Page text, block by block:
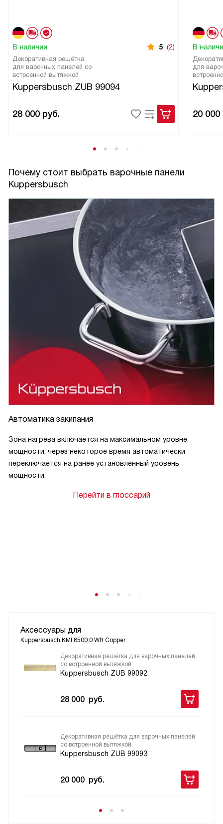
В наличии 5 (2)
Декоративная решётка
для варочных панелей со
встроенной вытяжкой
Kuppersbusch ZUB 99094
28 000 руб.
В
для
20 000
Почему стоит выбрать варочные панели
Kuppersbusch
Автоматика закипания
Зона нагрева включается на максимальном уровне
мощности, через некоторое время автоматически
переключается на ранее установленный уровень
мощности.
Перейти в глоссарий
Аксессуары для
Kuppersbusch KMI 8500.0 WR Copper
Декоративная решётка для варочных панелей
со встроенной вытяжкой
Kuppersbusch ZUB 99092
28 000 руб.
Декоративная решётка для варочных панелей
со встроенной вытяжкой
Kuppersbusch ZUB 99093
20 000 руб.